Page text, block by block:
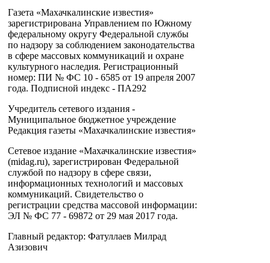
Газета «Махачкалинские известия»
зарегистрирована Управлением по Южному
федеральному округу Федеральной службы
по надзору за соблюдением законодательства
в сфере массовых коммуникаций и охране
культурного наследия. Регистрационный
номер: ПИ № ФС 10 - 6585 от 19 апреля 2007
года. Подписной индекс - ПА292
Учредитель сетевого издания -
Муниципальное бюджетное учреждение
Редакция газеты «Махачкалинские известия»
Сетевое издание «Махачкалинские известия»
(midag.ru), зарегистрирован Федеральной
службой по надзору в сфере связи,
информационных технологий и массовых
коммуникаций. Свидетельство о
регистрации средства массовой информации:
ЭЛ № ФС 77 - 69872 от 29 мая 2017 года.
Главный редактор: Фатуллаев Милрад
Азизович